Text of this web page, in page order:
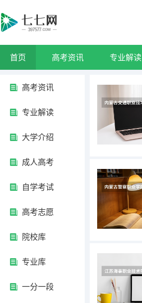
首页 高考资讯 专业解读
高考资讯
专业解读
大学介绍
成人高考
自学考试
高考志愿
院校库
专业库
一分一段